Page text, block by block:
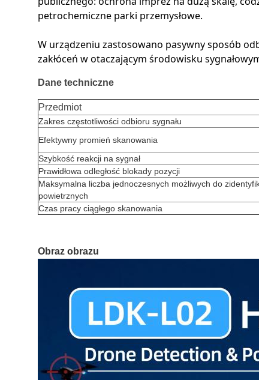
petrochemiczne parki przemysłowe.
W urządzeniu zastosowano pasywny sposób
zakłóceń w otaczającym środowisku
Dane techniczne
Przedmiot
Zakres częstotliwości odbioru sygnału
Efektywny promień skanowania
Szybkość reakcji na sygnał
Prawidłowa odległość blokady pozycji
Maksymalna liczba jednoczesnych możliwych do
powietrznych
Czas pracy ciągłego skanowania
Obraz obrazu